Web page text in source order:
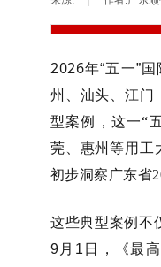
2026年“五一”国
州、汕头、江门
型案例， 这一“
莞、惠州等用工
初步洞察广东省
这些典型案例不
9 月 1 日，《最